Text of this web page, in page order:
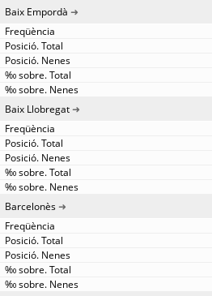
Baix Empordà
Baix Llobregat
Barcelonès